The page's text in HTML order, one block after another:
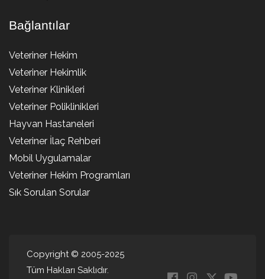
Bağlantılar
Veteriner Hekim
Veteriner Hekimlik
Veteriner Klinikleri
Veteriner Poliklinikleri
Hayvan Hastaneleri
Veteriner İlaç Rehberi
Mobil Uygulamalar
Veteriner Hekim Programları
Sık Sorulan Sorular
Copyright © 2005-2025
Tüm Hakları Saklıdır.